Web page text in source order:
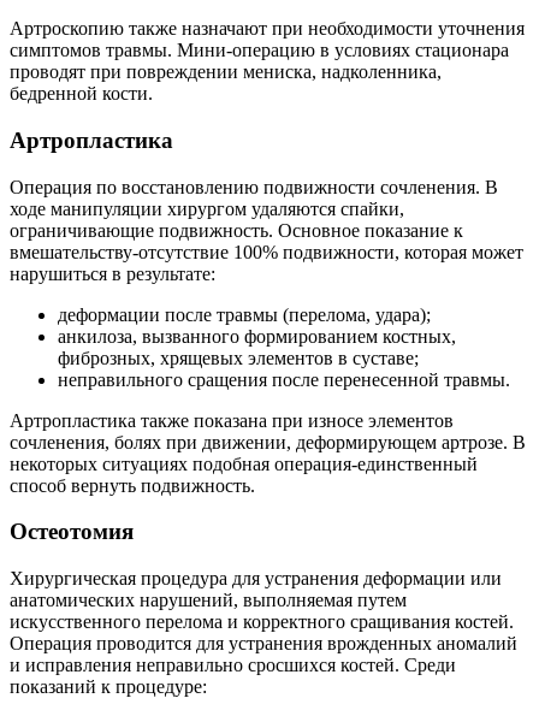
Артроскопию также назначают при необходимости уточнения
симптомов травмы. Мини-операцию в условиях стационара
проводят при повреждении мениска, надколенника,
бедренной кости.
Артропластика
Операция по восстановлению подвижности сочленения. В
ходе манипуляции хирургом удаляются спайки,
ограничивающие подвижность. Основное показание к
вмешательству-отсутствие 100% подвижности, которая может
нарушиться в результате:
деформации после травмы (перелома, удара);
анкилоза, вызванного формированием костных,
фиброзных, хрящевых элементов в суставе;
неправильного сращения после перенесенной травмы.
Артропластика также показана при износе элементов
сочленения, болях при движении, деформирующем артрозе. В
некоторых ситуациях подобная операция-единственный
способ вернуть подвижность.
Остеотомия
Хирургическая процедура для устранения деформации или
анатомических нарушений, выполняемая путем
искусственного перелома и корректного сращивания костей.
Операция проводится для устранения врожденных аномалий
и исправления неправильно сросшихся костей. Среди
показаний к процедуре: